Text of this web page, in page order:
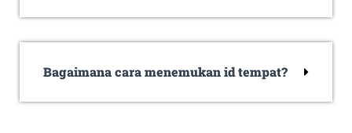
Bagaimana cara menemukan id tempat?